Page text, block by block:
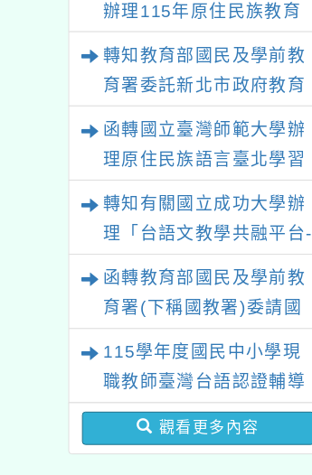
辦理115年原住民族教育
轉知教育部國民及學前教
育署委託新北市政府教育
場」計畫
函轉國立臺灣師範大學辦
理原住民族語言臺北學習
轉知有關國立成功大學辦
理「台語文教學共融平台-
教案暨教學示範徵件」活
動簡章
函轉教育部國民及學前教
育署(下稱國教署)委請國
立臺灣師範大學辦理
「115年『青年百億海外
圓夢基金計畫』海外翱翔
組G-4-6『健康學一下』
澳洲塔斯馬尼亞大學參訪
115學年度國民中小學現
職教師臺灣台語認證輔導
增能課程計畫
觀看更多內容